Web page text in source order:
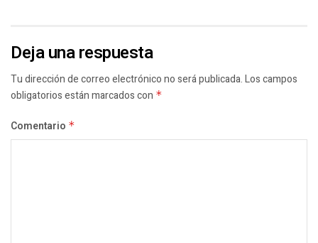
Deja una respuesta
Tu dirección de correo electrónico no será publicada.Los campos
obligatorios están marcados con *
Comentario *